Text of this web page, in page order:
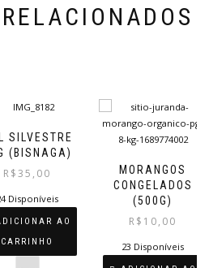
SILVESTRE
(BISNAGA)
R$35,00
Disponíveis
AO
CARRINHO
MORANGOS
CONGELADOS
(500G)
R$ 10,00
23 Disponíveis